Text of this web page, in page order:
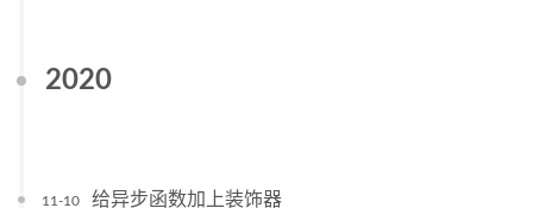
2020
11-10 给异步函数加上装饰器